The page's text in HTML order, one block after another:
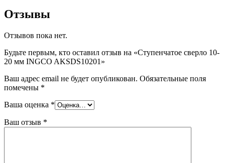
Отзывы
Отзывов пока нет.
Будьте первым, кто оставил отзыв на «Ступенчатое сверло 10-
20 мм INGCO AKSDS10201»
Ваш адрес email не будет опубликован. Обязательные поля
помечены *
Ваша оценка *
Ваш отзыв *